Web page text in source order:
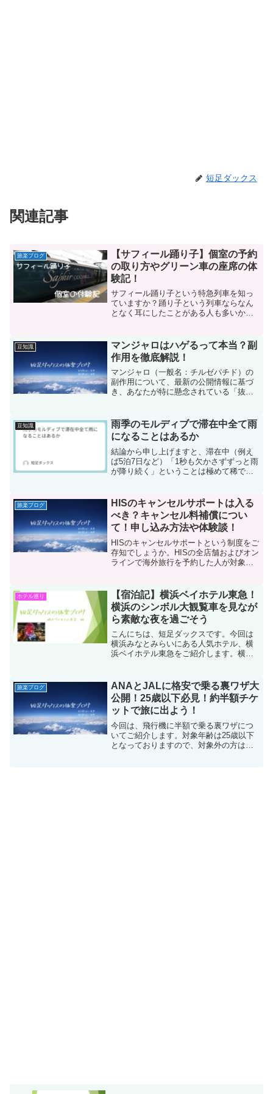
短足ダックス
関連記事
旅楽ブログ
【サフィール踊り子】個室の予約
の取り方やグリーン車の座席の体
験記！
サフィール踊り子という特急列車を知っ
ていますか？踊り子という列車ならなん
となく耳にしたことがある人も多いかと
車で、サフィールがレクサスです（笑）
そんな知る人ぞ知る高級列...
豆知識
マンジャロはハゲるって本当？副
作用を徹底解説！
マンジャロ（一般名：チルゼパチド）の
副作用について、最新の公開情報に基づ
き、あなたが特に懸念されている「抜け
1. マンジャロと「抜け毛・ハゲ」の真実
マンジャロの服用中に...
豆知識
雨季のモルディブで滞在中全て雨
になることはあるか
結論から申し上げますと、滞在中（例え
ば5泊7日など）「1秒も欠かさずずっと雨
が降り続く」ということは極めて稀です
り得ます。モルディブの雨季（5月〜10
月）を検討する上で...
旅楽ブログ
HISのキャンセルサポートは入る
べき？キャンセル料補償につい
て！申し込み方法や体験談！
HISのキャンセルサポートという制度をご
存知でしょうか。HISの全店舗およびオン
ラインで海外旅行を予約した人が対象で
最大10万円が補償されます。昨今、海外
旅行の価...
ホテル巡り
【宿泊記】横浜ベイホテル東急！
横浜のシンボル大観覧車を見なが
ら素敵な夜を過ごそう
こんにちは、短足ダックスです。今回は
横浜みなとみらいにある人気ホテル、横
浜ベイホテル東急をご紹介します。横浜
室52階以上の高層ホテルである横浜ロイ
ヤルパークホテルな...
旅楽ブログ
ANAとJALに格安で乗る裏ワザ大
公開！25歳以下必見！約半額チケ
ットで旅に出よう！
今回は、飛行機に半額で乗る裏ワザにつ
いてご紹介します。対象年齢は25歳以下
となっておりますので、対象外の方は周